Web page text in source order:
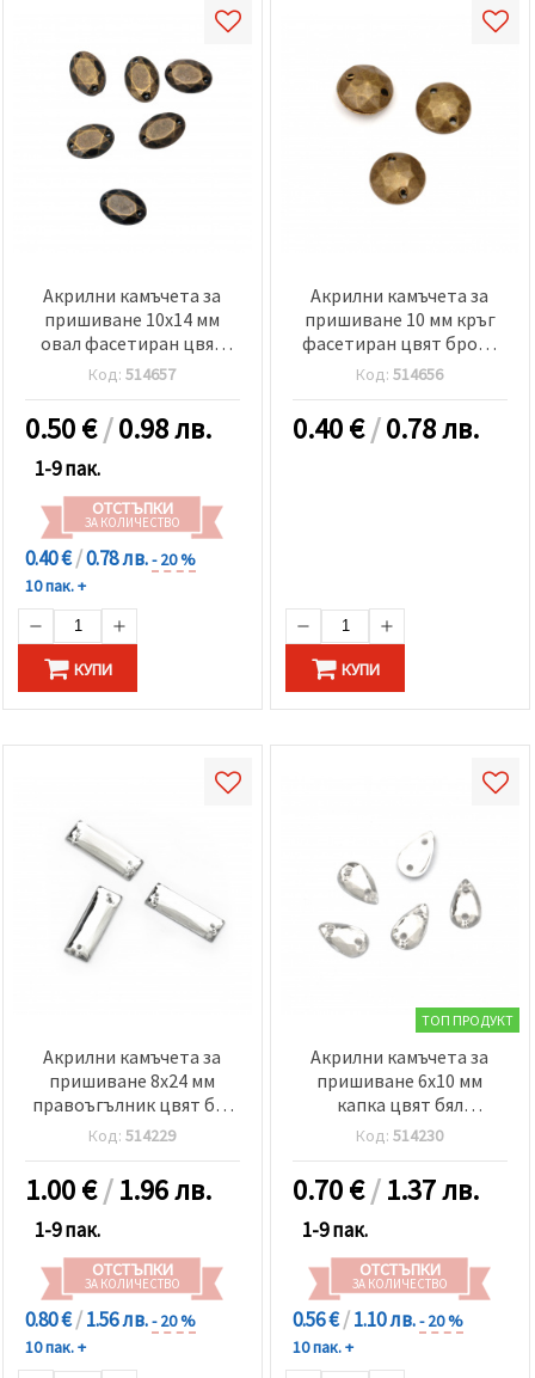
Акрилни камъчета за
пришиване 10x14 мм
овал фасетиран цвят
бронз - 25 броя
Код:514657
0.50€/0.98 лв.
1-9 пак.
ОТСТЪПКИ
ЗА КОЛИЧЕСТВО
0.40 €/0.78 лв.- 20 %
10 пак. +
КУПИ
Акрилни камъчета за
пришиване 10 мм кръг
фасетиран цвят бронз
-50 броя
Код:514656
0.40€/0.78 лв.
КУПИ
Акрилни камъчета за
пришиване 8x24 мм
правоъгълник цвят бял
прозрачен фасетиран -
25 броя
Код:514229
1.00€/1.96 лв.
1-9 пак.
ОТСТЪПКИ
ЗА КОЛИЧЕСТВО
0.80 €/1.56 лв.- 20 %
10 пак. +
ТОП ПРОДУКТ
Акрилни камъчета за
пришиване 6x10 мм
капка цвят бял
прозрачен фасетиран
-50 броя
Код:514230
0.70€/1.37 лв.
1-9 пак.
ОТСТЪПКИ
ЗА КОЛИЧЕСТВО
0.56 €/1.10 лв.- 20 %
10 пак. +